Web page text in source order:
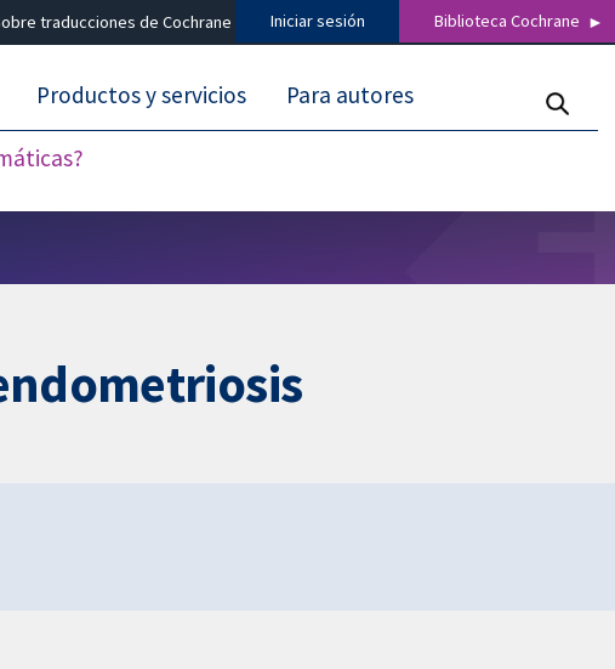
traducciones de Cochrane Iniciar sesión Biblioteca Cochrane
Productos y servicios Para autores